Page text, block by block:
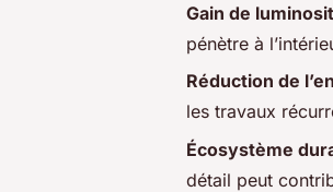
Gain de
pénètre à
Réduction de
les travaux
Écosystème
détail peut